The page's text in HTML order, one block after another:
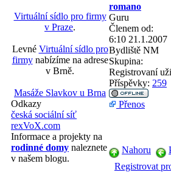
Virtuální sídlo pro firmy
v Praze.
Levné Virtuální sídlo pro
firmynabízíme na adrese
v Brně.
Masáže Slavkov u Brna
Odkazy
česká sociální síť
rexVoX.com
Informace a projekty na
rodinné domy naleznete
v našem blogu.
romano
Guru
Členem od:
6:10 21.1.2007
Bydliště NM
Skupina:
Registrovaní
Příspěvky: 259
Přenos
Nahoru
Registrovat